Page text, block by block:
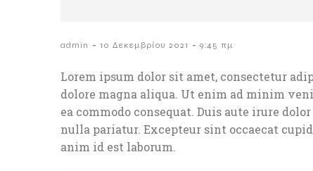
admin - 10 Δεκεμβρίου 2021 - 9:45 πμ
Lorem ipsum dolor sit amet, consectetur
dolore magna aliqua. Ut enim ad minim
ea commodo consequat. Duis aute irure
nulla pariatur. Excepteur sint occaecat
anim id est laborum.